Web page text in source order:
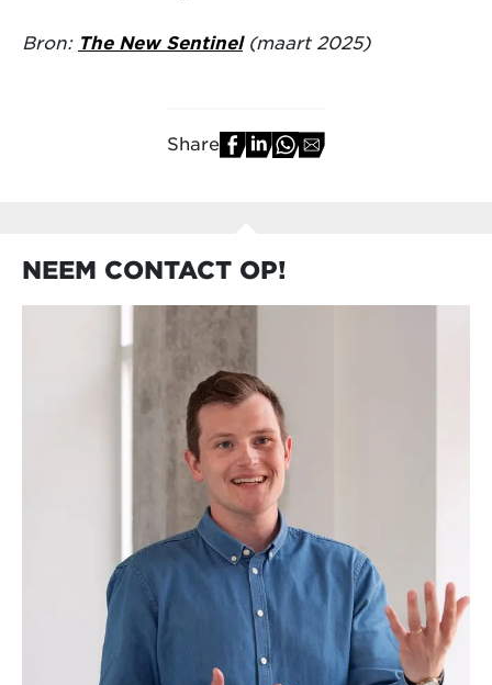
Bron: The New Sentinel(maart 2025)
Share
NEEM CONTACT OP!